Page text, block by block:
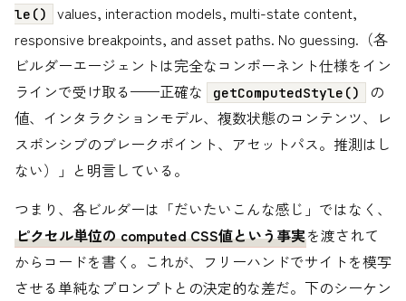
le()
values, interaction models, multi-state content,
responsive breakpoints, and asset paths. No guessing.（各
ビルダーエージェントは完全なコンポーネント仕様をイン
ラインで受け取る——正確な
getComputedStyle()
の
値、インタラクションモデル、複数状態のコンテンツ、レ
スポンシブのブレークポイント、アセットパス。推測はし
ない）」と明言している。
つまり、各ビルダーは「だいたいこんな感じ」ではなく、
ピクセル単位の computed CSS値という事実を渡されて
からコードを書く。これが、フリーハンドでサイトを模写
させる単純なプロンプトとの決定的な差だ。下のシーケン